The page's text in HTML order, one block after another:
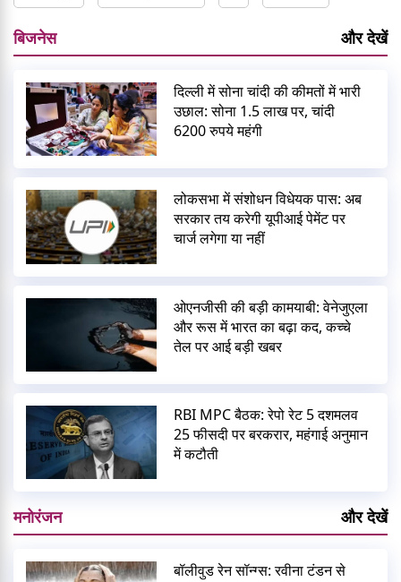
बिजनेस और देखें
दिल्ली में सोना चांदी की कीमतों में भारी
उछाल: सोना 1.5 लाख पर, चांदी
6200 रुपये महंगी
लोकसभा में संशोधन विधेयक पास: अब
सरकार तय करेगी यूपीआई पेमेंट पर
चार्ज लगेगा या नहीं
ओएनजीसी की बड़ी कामयाबी: वेनेजुएला
और रूस में भारत का बढ़ा कद, कच्चे
तेल पर आई बड़ी खबर
RBI MPC बैठक: रेपो रेट 5 दशमलव
25 फीसदी पर बरकरार, महंगाई अनुमान
में कटौती
मनोरंजन और देखें
बॉलीवुड रेन सॉन्ग्स: रवीना टंडन से